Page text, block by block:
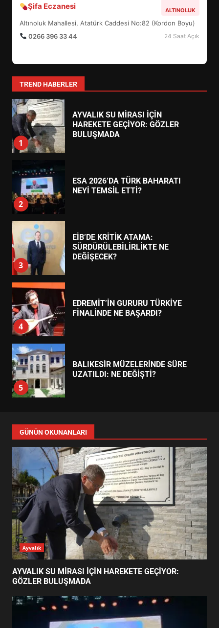
Şifa Eczanesi ALTINOLUK
Altınoluk Mahallesi, Atatürk Caddesi No:82 (Kordon Boyu)
0266 396 33 44
24 Saat Açık
TREND HABERLER
6
TURNUVASI KAYITLARI NEYİ
DEĞİŞTİRİYOR?
7
YENİ YÖNETİM NASIL
1
AYVALIK SU MİRASI İÇİN
HAREKETE GEÇİYOR: GÖZLER
BULUŞMADA
2
ESA 2026’DA TÜRK BAHARATI
NEYİ TEMSİL ETTİ?
3
EİB’DE KRİTİK ATAMA:
SÜRDÜRÜLEBİLİRLİKTE NE
DEĞİŞECEK?
4
EDREMİT’İN GURURU TÜRKİYE
FİNALİNDE NE BAŞARDI?
5
BALIKESİR MÜZELERİNDE SÜRE
UZATILDI: NE DEĞİŞTİ?
6
TURNUVASI KAYITLARI NEYİ
DEĞİŞTİRİYOR?
7
BURHANİYE BELEDİYESPOR’DA
YENİ YÖNETİM NASIL
ŞEKİLLENDİ?
1
AYVALIK SU MİRASI İÇİN
HAREKETE GEÇİYOR: GÖZLER
BULUŞMADA
ESA 2026’DA TÜRK BAHARATI
NEYİ TEMSİL ETTİ?
GÜNÜN OKUNANLARI
Ayvalık
AYVALIK SU MİRASI İÇİN HAREKETE GEÇİYOR:
GÖZLER BULUŞMADA